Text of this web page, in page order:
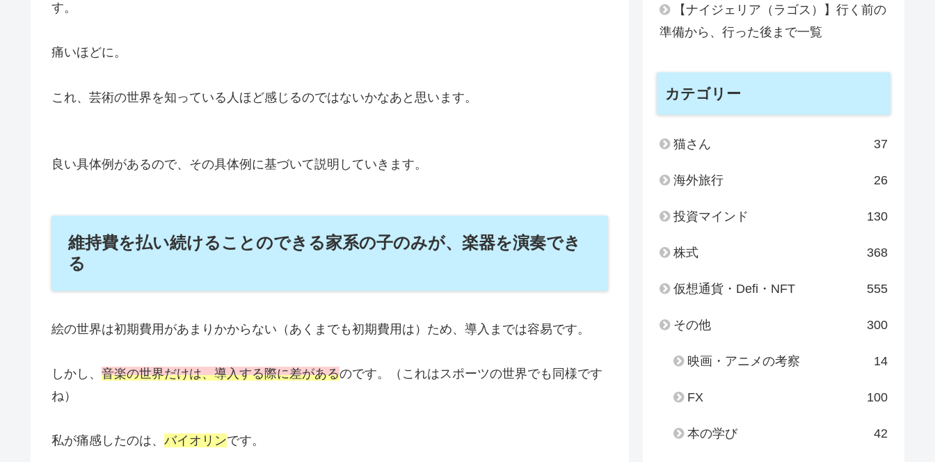
す。
痛いほどに。
これ、芸術の世界を知っている人ほど感じるのではないかなあと思います。
良い具体例があるので、その具体例に基づいて説明していきます。
維持費を払い続けることのできる家系の子のみが、楽器を演奏でき
る
絵の世界は初期費用があまりかからない（あくまでも初期費用は）ため、導入までは容易です。
しかし、 音楽の世界だけは、導入する際に差があるのです。（これはスポーツの世界でも同様です
ね）
私が痛感したのは、 バイオリンです。
【ナイジェリア（ラゴス）】行く前の
準備から、行った後まで一覧
カテゴリー
猫さん 37
海外旅行 26
投資マインド 130
株式 368
仮想通貨・Defi・NFT 555
その他 300
映画・アニメの考察 14
FX 100
本の学び 42